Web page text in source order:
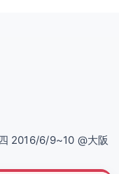
2016/6/9~10 @大阪